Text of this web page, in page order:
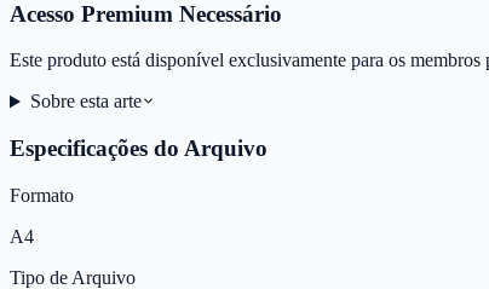
Acesso Premium Necessário
Este produto está disponível exclusivamente para os
Sobre esta arte
Especificações do Arquivo
Formato
A4
Tipo de Arquivo